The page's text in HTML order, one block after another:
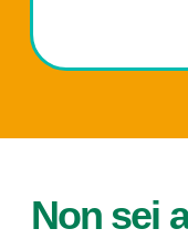
Non sei